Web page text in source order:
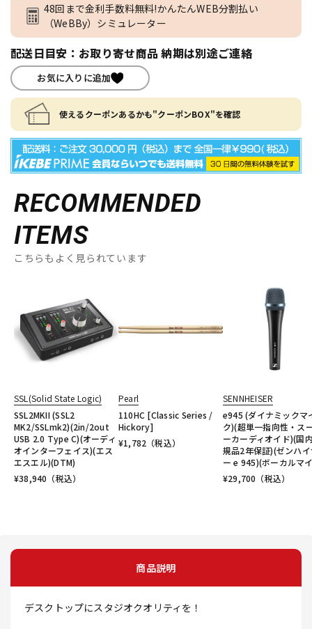
48回まで金利手数料無料!かんたんWEB分割払い
（WeBBy）シミュレーター
配送日目安：お取り寄せ商品 納期は別途ご連絡
お気に入りに追加
使えるクーポンあるかも"クーポンBOX"を確認
RECOMMENDED
ITEMS
こちらもよく見られています
SSL(Solid State Logic)
SSL2MKII (SSL2
MK2/SSLmk2)(2in/2out
USB 2.0 Type C)(オーディ
オインターフェイス)(エス
エスエル)(DTM)
¥38,940 （税込）
Pearl
110HC [Classic Series /
Hickory]
¥1,782 （税込）
SENNHEISER
e945 (ダイナミックマ
ク)(超単一指向性・ス
ーカーディオイド)(国
規品2年保証)(ゼンハ
ー e 945)(ボーカルマ
¥29,700 （税込）
商品説明
デスクトップにスタジオクオリティを！